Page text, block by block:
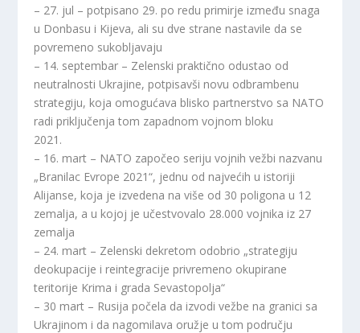
– 27. jul – potpisano 29. po redu primirje između snaga
u Donbasu i Kijeva, ali su dve strane nastavile da se
povremeno sukobljavaju
– 14. septembar – Zelenski praktično odustao od
neutralnosti Ukrajine, potpisavši novu odbrambenu
strategiju, koja omogućava blisko partnerstvo sa NATO
radi priključenja tom zapadnom vojnom bloku
2021.
– 16. mart – NATO započeo seriju vojnih vežbi nazvanu
„Branilac Evrope 2021“, jednu od najvećih u istoriji
Alijanse, koja je izvedena na više od 30 poligona u 12
zemalja, a u kojoj je učestvovalo 28.000 vojnika iz 27
zemalja
– 24. mart – Zelenski dekretom odobrio „strategiju
deokupacije i reintegracije privremeno okupirane
teritorije Krima i grada Sevastopolja“
– 30 mart – Rusija počela da izvodi vežbe na granici sa
Ukrajinom i da nagomilava oružje u tom području